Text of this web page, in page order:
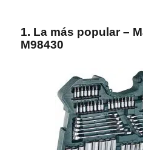
1. La más popular –
M98430